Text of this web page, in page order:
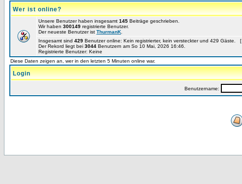
Wer ist online?
Unsere Benutzer haben insgesamt 145 Beiträge geschrieben.
Wir haben 300149 registrierte Benutzer.
Der neueste Benutzer ist ThurmanK
Insgesamt sind 429 Benutzer online: Kein registrierter, kein versteckter und 429 Gäste. [
Der Rekord liegt bei 3044 Benutzern am So 10 Mai, 2026 16:46.
Registrierte Benutzer: Keine
Diese Daten zeigen an, wer in den letzten 5 Minuten online war.
Login
Benutzername: